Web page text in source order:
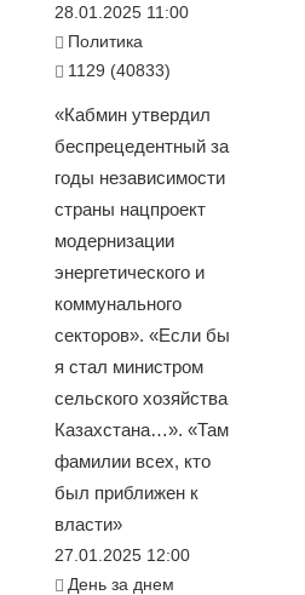
28.01.2025 11:00
Политика
1129 (40833)
«Кабмин утвердил
беспрецедентный за
годы независимости
страны нацпроект
модернизации
энергетического и
коммунального
секторов». «Если бы
я стал министром
сельского хозяйства
Казахстана…». «Там
фамилии всех, кто
был приближен к
власти»
27.01.2025 12:00
День за днем